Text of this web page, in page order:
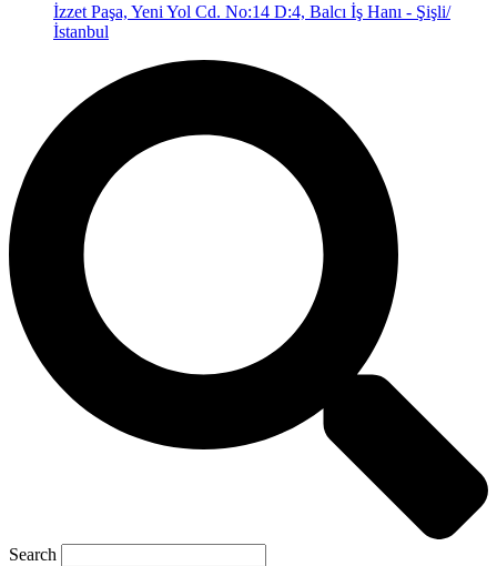
İzzet Paşa, Yeni Yol Cd. No:14 D:4, Balcı İş Hanı - Şişli/
İstanbul
Search